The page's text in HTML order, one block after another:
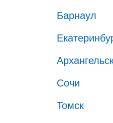
Барнаул
Сочи
Томск